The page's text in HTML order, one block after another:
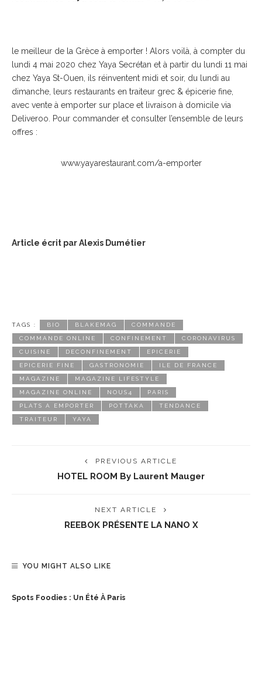
le meilleur de la Grèce à emporter ! Alors voilà, à compter du
lundi 4 mai 2020 chez Yaya Secrétan et à partir du lundi 11 mai
chez Yaya St-Ouen, ils réinventent midi et soir, du lundi au
dimanche, leurs restaurants en traiteur grec & épicerie fine,
avec vente à emporter sur place et livraison à domicile via
Deliveroo. Pour commander et consulter l’ensemble de leurs
offres :
www.yayarestaurant.com/a-emporter
Article écrit par Alexis Dumétier
TAGS : BIO BLAKEMAG COMMANDE
COMMANDE ONLINE CONFINEMENT CORONAVIRUS
CUISINE DECONFINEMENT EPICERIE
EPICERIE FINE GASTRONOMIE ILE DE FRANCE
MAGAZINE MAGAZINE LIFESTYLE
MAGAZINE ONLINE NOUS4 PARIS
PLATS A EMPORTER POTTAKA TENDANCE
TRAITEUR YAYA
PREVIOUS ARTICLE
HOTEL ROOM By Laurent Mauger
NEXT ARTICLE
REEBOK PRÉSENTE LA NANO X
YOU MIGHT ALSO LIKE
Spots Foodies : Un Été À Paris